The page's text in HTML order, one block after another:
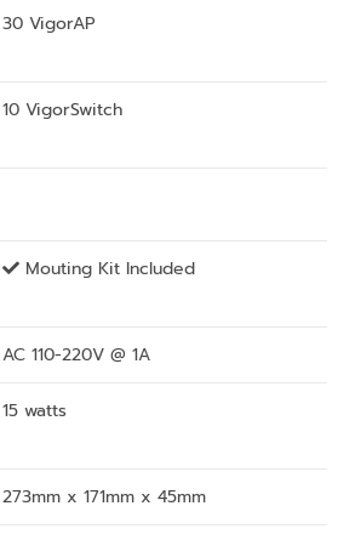
30 VigorAP
10 VigorSwitch
Mouting Kit Included
AC 110-220V @ 1A
15 watts
273mm x 171mm x 45mm